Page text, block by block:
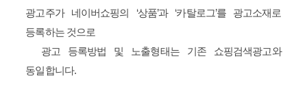
광고주가 네이버쇼핑의 ‘상품’과 ‘카탈로그’를 광고소재로
등록하는 것으로
광고 등록방법 및 노출형태는 기존 쇼핑검색광고와
동일합니다.